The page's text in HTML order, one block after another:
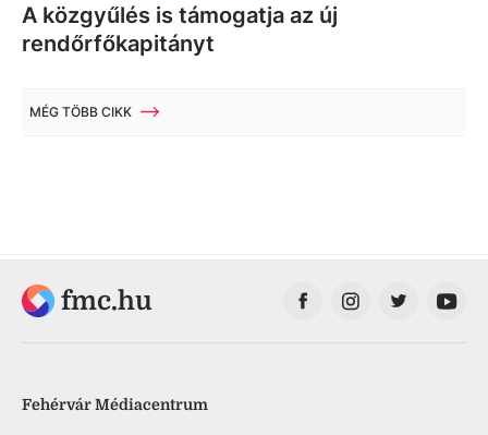
A közgyűlés is támogatja az új
rendőrfőkapitányt
MÉG TÖBB CIKK
fmc.hu
Fehérvár Médiacentrum